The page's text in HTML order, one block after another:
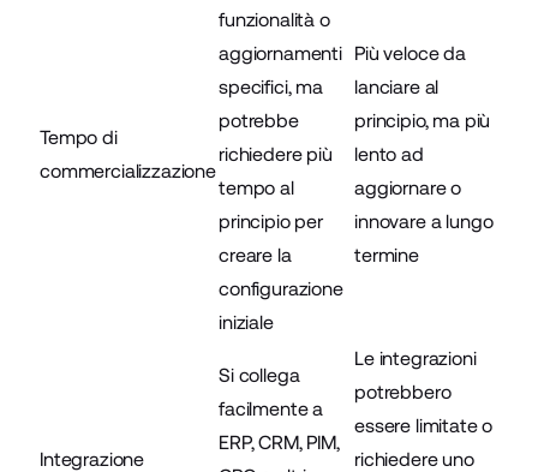
Tempo di
commercializzazione
funzionalità o
aggiornamenti
specifici, ma
potrebbe
richiedere più
tempo al
principio per
creare la
configurazione
iniziale
Più veloce da
lanciare al
principio, ma più
lento ad
aggiornare o
innovare a lungo
termine
Integrazione
Si collega
facilmente a
ERP, CRM, PIM,
Le integrazioni
potrebbero
essere limitate o
richiedere uno